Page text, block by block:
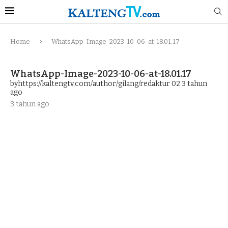
Home WhatsApp-Image-2023-10-06-at-18.01.17
WhatsApp-Image-2023-10-06-at-18.01.17
byhttps://kaltengtv.com/author/gilang/redaktur 02 3 tahun
ago
3 tahun ago